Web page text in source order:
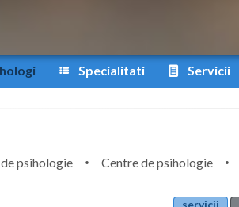
Specialitati Servicii
psihologie Centre de psihologie
servicii